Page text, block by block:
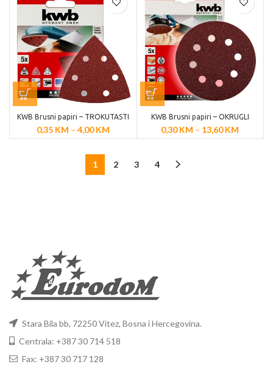
KWB Brusni papiri – TROKUTASTI
0,35 KM – 4,00KM
KWB Brusni papiri – OKRUGLI
0,30KM – 13,60KM
1 2 3 4
Stara Bila bb, 72250 Vitez, Bosna i Hercegovina.
Centrala: +387 30 714 518
Fax: +387 30 717 128